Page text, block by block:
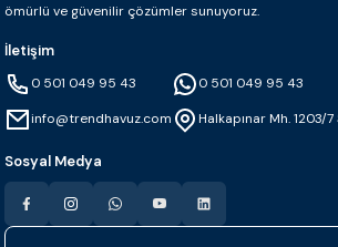
ömürlü ve güvenilir çözümler sunuyoruz.
İletişim
0 501 049 95 43
info@trendhavuz.com
0 501 049 95 43
Halkapınar Mh. 1203/
Sosyal Medya